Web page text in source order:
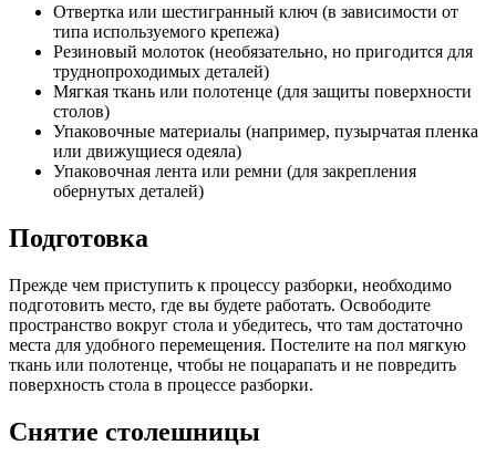
Отвертка или шестигранный ключ (в зависимости от
типа используемого крепежа)
Резиновый молоток (необязательно, но пригодится для
труднопроходимых деталей)
Мягкая ткань или полотенце (для защиты поверхности
столов)
Упаковочные материалы (например, пузырчатая пленка
или движущиеся одеяла)
Упаковочная лента или ремни (для закрепления
обернутых деталей)
Подготовка
Прежде чем приступить к процессу разборки, необходимо
подготовить место, где вы будете работать. Освободите
пространство вокруг стола и убедитесь, что там достаточно
места для удобного перемещения. Постелите на пол мягкую
ткань или полотенце, чтобы не поцарапать и не повредить
поверхность стола в процессе разборки.
Снятие столешницы